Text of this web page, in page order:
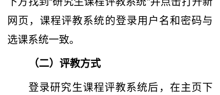
网页，课程评教系统的登录用户名和密码与
选课系统一致。
（二）评教方式
登录研究生课程评教系统后，在主页下